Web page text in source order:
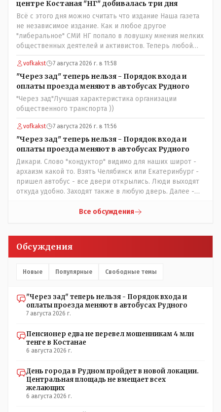
названийТак вернули же историческое Кустанай
коренное название городишка
центре Костаная "НГ" добивалась три дня
Всё с этого дня можно считать что издание Наша газета
не независимое издание. Как и любое другое
"либеральное" СМИ НГ попало в ловушку мнения мелких
общественных деятелей и активистов. Теперь любой
активист и НПОшник будет поносить и диктовать
условия газете информационно бомбордируя ее пока та
не начнет писать "как надо" определенному кругу лиц.
Редакторская политика, коллектив журналистов уже
ниче не значат. Прискорбно и иронично
vofkakst 7 августа 2026 г. в 11:58
"Через зад" теперь нельзя - Порядок входа и
оплаты проезда меняют в автобусах Рудного
"Через зад"Лучшая характеристика организации
общественного транспорта ))
vofkakst 7 августа 2026 г. в 11:56
"Через зад" теперь нельзя - Порядок входа и
оплаты проезда меняют в автобусах Рудного
Дикари. Слово "кондуктор" видимо для наших широт -
архаизм какой то. Взять Челябинск или Екатеринбург -
пришел автобус - все двери открылись. Люди выходят
откуда удобно. Заходят также в любую дверь. Далее -
либо кондуктор подойдет с терминалом. Водитель
Кондуктор - помимо удобства - несомненно рабочие
места. Сколько людей можно трудоустроить? Но зачем,
контролировать , и (в редких случаях оплаты наличкой)
умудряемся похерить(
Все обсуждения
Обсуждения
Новые Популярные Свободные темы
"Через зад" теперь нельзя - Порядок входа и
оплаты проезда меняют в автобусах Рудного
7 августа 2026 г.
Пенсионер едва не перевел мошенникам 4 млн
тенге в Костанае
6 августа 2026 г.
День города в Рудном пройдет в новой локации.
Центральная площадь не вмещает всех
желающих
6 августа 2026 г.